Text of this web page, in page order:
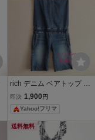
rich デニム ベアトップ オ
ールインワン リッチ
即決 1,900 円
Yahoo!フリマ
送料無料